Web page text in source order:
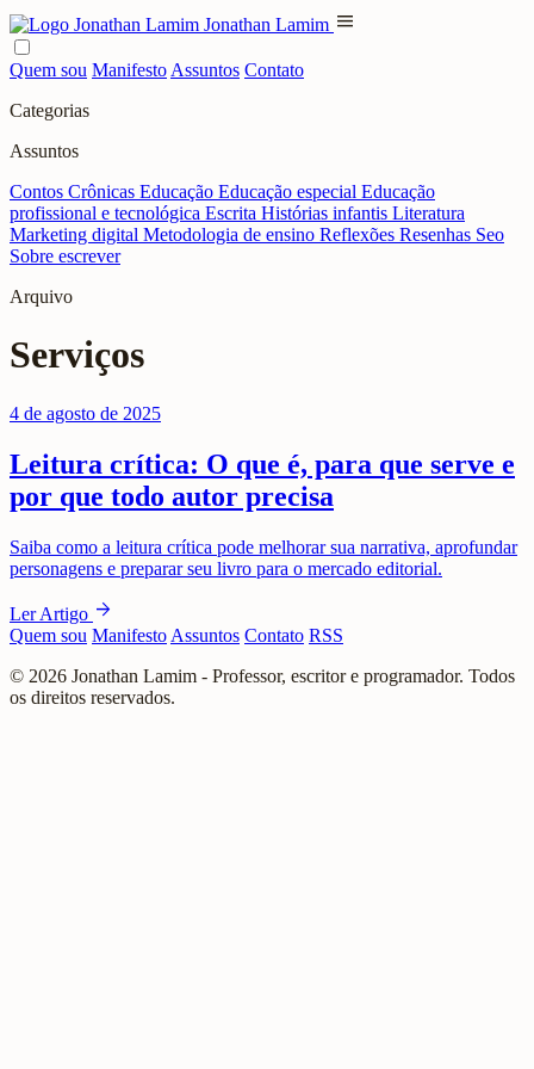
Jonathan Lamim menu
Quem sou Manifesto Assuntos Contato
Categorias
Assuntos
Contos Crônicas Educação Educação especial Educação
profissional e tecnológica Escrita Histórias infantis Literatura
Marketing digital Metodologia de ensino Reflexões Resenhas Seo
Sobre escrever
Arquivo
Serviços
4 de agosto de 2025
Leitura crítica: O que é, para que serve e
por que todo autor precisa
Saiba como a leitura crítica pode melhorar sua narrativa, aprofundar
personagens e preparar seu livro para o mercado editorial.
Ler Artigo arrow_forward
Quem sou Manifesto Assuntos Contato RSS
© 2026 Jonathan Lamim - Professor, escritor e programador. Todos
os direitos reservados.